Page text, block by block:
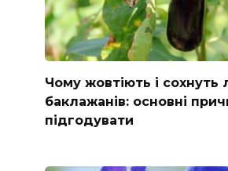
Чому жовтіють і сохнуть
баклажанів: основні
підгодувати